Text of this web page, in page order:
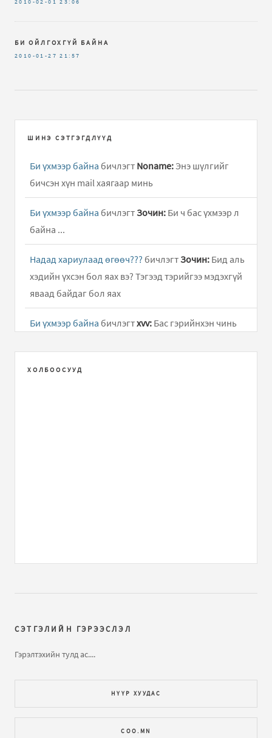
2010-02-01 23:06
БИ ОЙЛГОХГҮЙ БАЙНА
2010-01-27 21:57
ШИНЭ СЭТГЭГДЛҮҮД
Би үхмээр байна бичлэгт Noname:Энэ шүлгийг
бичсэн хүн mail хаягаар минь
Би үхмээр байна бичлэгтЗочин: Би ч бас үхмээр л
байна ...
Надад хариулаад өгөөч??? бичлэгтЗочин: Бид аль
хэдийн үхсэн бол яах вэ? Тэгээд тэрийгээ мэдэхгүй
яваад байдаг бол яах
Би үхмээр байна бичлэгтxvv: Бас гэрийнхэн чинь
Би үхмээр байна
байна...
Би үхмээр байнабичлэгтЗочин:Хэцүү санагддаг
үхэхийг хүсдэг ...
Би үхмээр байна
Би үхмээр байнабичлэгтЗочин:Яаж үхмээр санагдах
ХОЛБООСУУД
СЭТГЭЛИЙН ГЭРЭЭСЛЭЛ
Гэрэлтэхийн тулд ас....
НҮҮР ХУУДАС
COO.MN